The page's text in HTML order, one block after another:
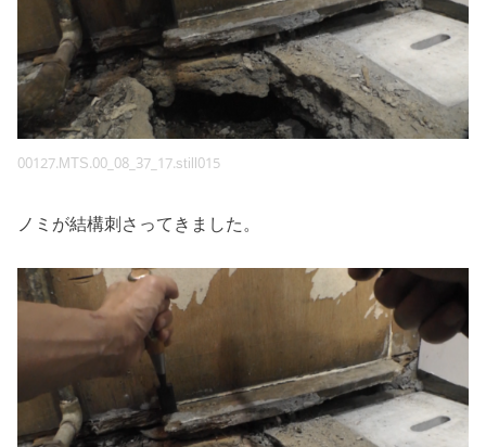
00127.MTS.00_08_37_17.still015
ノミが結構刺さってきました。